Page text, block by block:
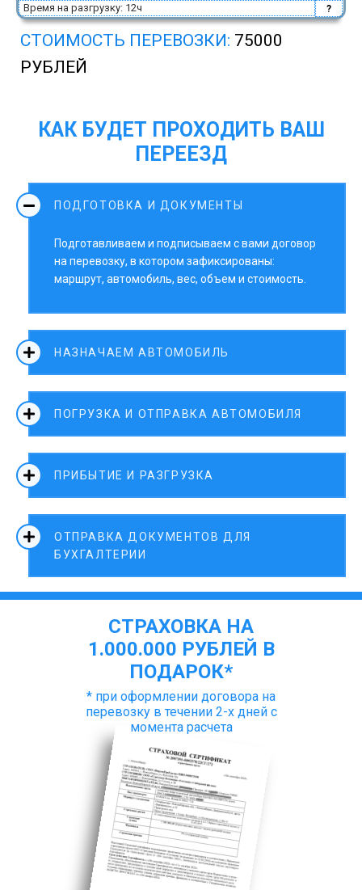
Время на разгрузку: 12ч ?
СТОИМОСТЬ ПЕРЕВОЗКИ: 75000
РУБЛЕЙ
КАК БУДЕТ ПРОХОДИТЬ ВАШ
ПЕРЕЕЗД
ПОДГОТОВКА И ДОКУМЕНТЫ
Подготавливаем и подписываем с вами договор
на перевозку, в котором зафиксированы:
маршрут, автомобиль, вес, объем и стоимость.
НАЗНАЧАЕМ АВТОМОБИЛЬ
ПОГРУЗКА И ОТПРАВКА АВТОМОБИЛЯ
ПРИБЫТИЕ И РАЗГРУЗКА
ОТПРАВКА ДОКУМЕНТОВ ДЛЯ
БУХГАЛТЕРИИ
СТРАХОВКА НА
1.000.000 РУБЛЕЙ В
ПОДАРОК*
* при оформлении договора на
перевозку в течении 2-х дней с
момента расчета